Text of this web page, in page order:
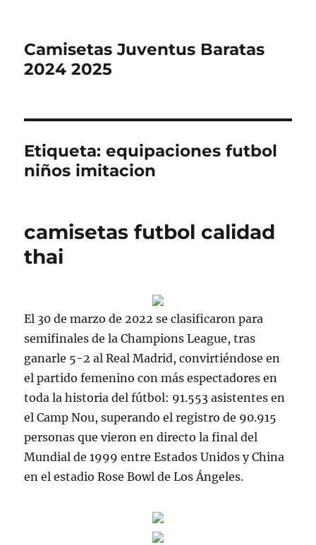
Camisetas Juventus Baratas
2024 2025
Etiqueta:equipaciones futbol
niños imitacion
camisetas futbol calidad
thai
El 30 de marzo de 2022 se clasificaron para
semifinales de la Champions League, tras
ganarle 5-2 al Real Madrid, convirtiéndose en
el partido femenino con más espectadores en
toda la historia del fútbol: 91.553 asistentes en
el Camp Nou, superando el registro de 90.915
personas que vieron en directo la final del
Mundial de 1999 entre Estados Unidos y China
en el estadio Rose Bowl de Los Ángeles.